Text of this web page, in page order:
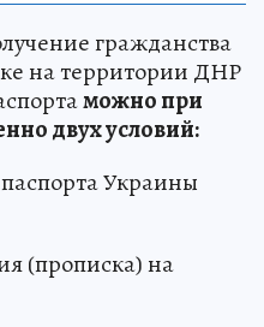
гражданства
на территории ДНР
можно при
двух условий:
Украины
(прописка) на